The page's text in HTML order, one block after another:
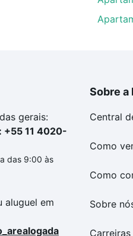
gerais:
+55 11 4020-
das 9:00 às
aluguel em
Sobre a
Central
Como
Como
Sobre
Carreiras